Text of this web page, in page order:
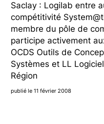
Saclay : Logilab entre
compétitivité
membre du pôle de
participe activement
OCDS Outils de
Systèmes et LL
Région
publié le 11 février 2008